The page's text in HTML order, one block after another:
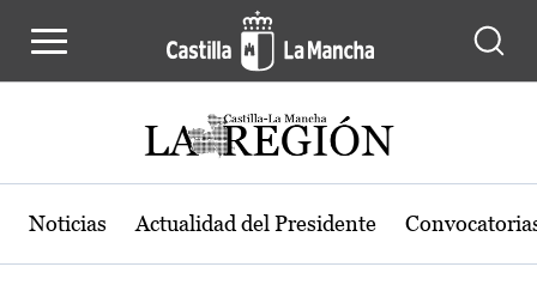
Noticias Actualidad del Presidente